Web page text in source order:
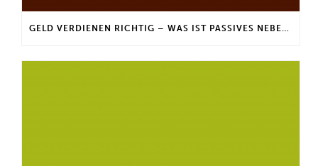
GELD VERDIENEN RICHTIG – WAS IST PASSIVES NEBENEINKOMMEN?